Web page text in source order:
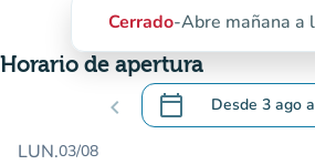
Cerrado-Abre mañana a
Horario de apertura
chevron_left calendar_today Desde 3 ago
.Abra el calendario
LUN.03/08